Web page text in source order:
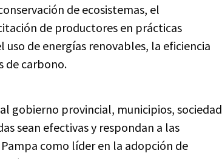
de ecosistemas, el
de productores en prácticas
de energías renovables, la eficiencia
de carbono.
gobierno provincial, municipios, sociedad
sean efectivas y respondan a las
como líder en la adopción de